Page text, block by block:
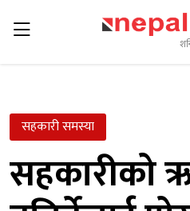
सहकारी समस्या
सहकारीको